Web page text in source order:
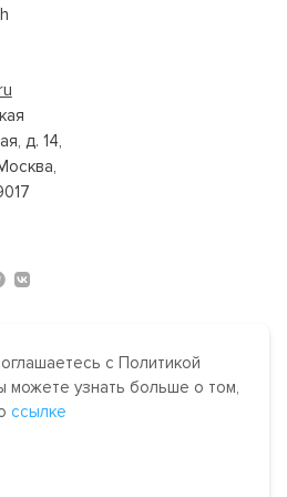
д. 14,
by Uprising
с Политикой
можете узнать больше о том,
ссылке